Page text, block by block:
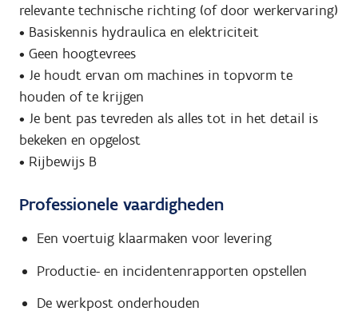
relevante technische richting (of door werkervaring)
• Basiskennis hydraulica en elektriciteit
• Geen hoogtevrees
• Je houdt ervan om machines in topvorm te
houden of te krijgen
• Je bent pas tevreden als alles tot in het detail is
bekeken en opgelost
• Rijbewijs B
Professionele vaardigheden
Een voertuig klaarmaken voor levering
Productie- en incidentenrapporten opstellen
De werkpost onderhouden